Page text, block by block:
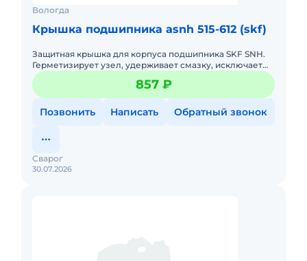
Вологда
Крышка подшипника asnh 515-612 (skf)
Защитная крышка для корпуса подшипника SKF SNH.
Герметизирует узел, удерживает смазку, исключает
попадание грязи и влаги. Полная совместимость.
857 ₽
Позвонить Написать Обратный звонок
30.07.2026
Сварог